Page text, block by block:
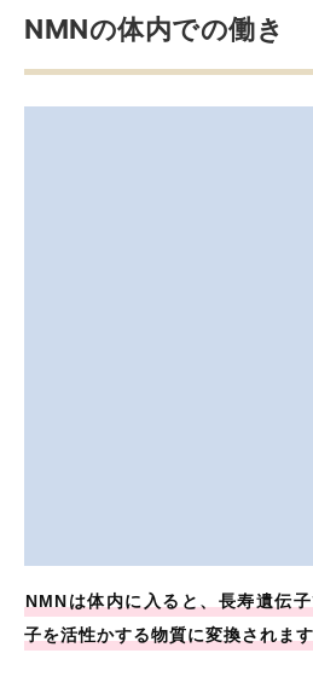
NMNの体内での働き
NMNは体内に入ると、長寿遺伝
子を活性かする物質に変換されます